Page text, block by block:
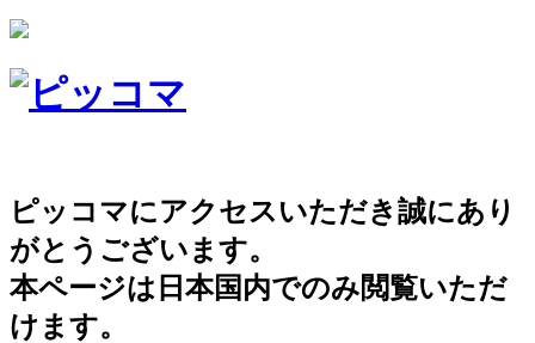
ピッコマにアクセスいただき誠にあり
がとうございます。
本ページは日本国内でのみ閲覧いただ
けます。